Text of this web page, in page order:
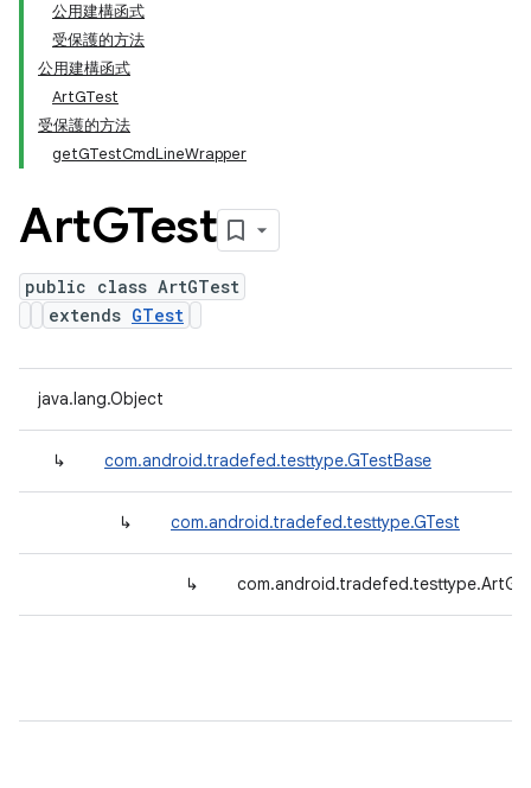
公用建構函式
受保護的方法
公用建構函式
ArtGTest
受保護的方法
getGTestCmdLineWrapper
ArtGTest
public class ArtGTest
extends GTest
java.lang.Object
↳ com.android.tradefed.testtype.GTestBase
↳ com.android.tradefed.testtype.GTest
↳